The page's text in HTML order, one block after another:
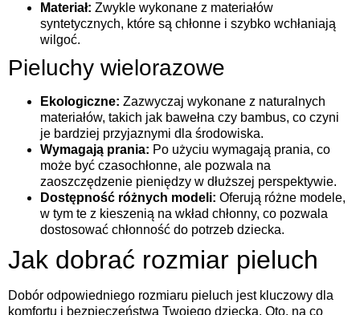
Materiał: Zwykle wykonane z materiałów
syntetycznych, które są chłonne i szybko wchłaniają
wilgoć.
Pieluchy wielorazowe
Ekologiczne: Zazwyczaj wykonane z naturalnych
materiałów, takich jak bawełna czy bambus, co czyni
je bardziej przyjaznymi dla środowiska.
Wymagają prania: Po użyciu wymagają prania, co
może być czasochłonne, ale pozwala na
zaoszczędzenie pieniędzy w dłuższej perspektywie.
Dostępność różnych modeli: Oferują różne modele,
w tym te z kieszenią na wkład chłonny, co pozwala
dostosować chłonność do potrzeb dziecka.
Jak dobrać rozmiar pieluch
Dobór odpowiedniego rozmiaru pieluch jest kluczowy dla
komfortu i bezpieczeństwa Twojego dziecka. Oto, na co